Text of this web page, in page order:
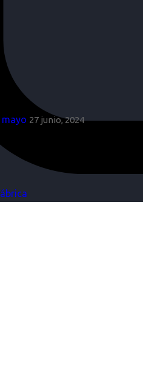
mayo 27 junio, 2024